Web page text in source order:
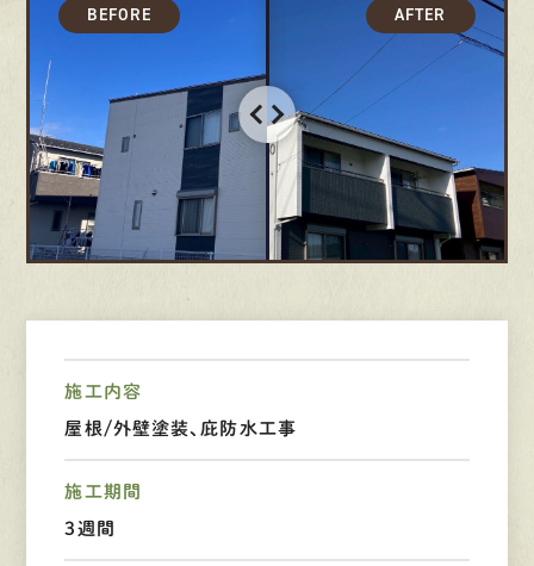
エントリー
有資格 者 が、無料 建物診断いたします!!
0120-44-2605
営業時間 8:00−18:00 ｜
Webお問い合わせ
施工内容
屋根/外壁塗装、庇防水工事
施工期間
3週間